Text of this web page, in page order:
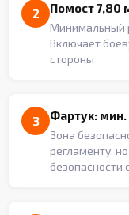
2 Помост 7,80
Минимальный
Включает
стороны
3 Фартук:
Зона
регламенту,
безопасности